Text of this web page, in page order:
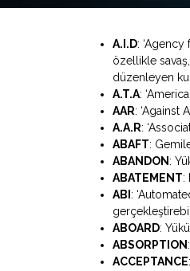
A.I.D: ‘Agency
özellikle
düzenleyen
A.T.A:
AAR: ‘Against
A.A.R:
ABAFT:
ABANDON :
ABATEMENT:
ABI :
ABOARD:
ABSORPTION
ACCEPTANCE